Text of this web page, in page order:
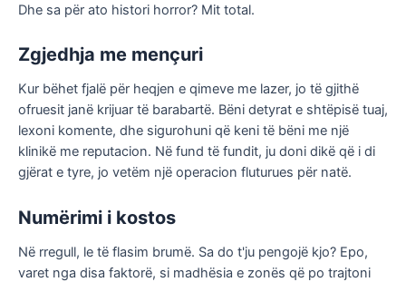
Dhe sa për ato histori horror? Mit total.
Zgjedhja me mençuri
Kur bëhet fjalë për heqjen e qimeve me lazer, jo të gjithë
ofruesit janë krijuar të barabartë. Bëni detyrat e shtëpisë tuaj,
lexoni komente, dhe sigurohuni që keni të bëni me një
klinikë me reputacion. Në fund të fundit, ju doni dikë që i di
gjërat e tyre, jo vetëm një operacion fluturues për natë.
Numërimi i kostos
Në rregull, le të flasim brumë. Sa do t'ju pengojë kjo? Epo,
varet nga disa faktorë, si madhësia e zonës që po trajtoni